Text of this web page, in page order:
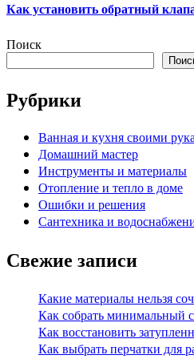
Как установить обратный
Поиск
Рубрики
Ванная и кухня своими
Домашний мастер
Инструменты и материалы
Отопление и тепло в доме
Ошибки и решения
Сантехника и
Свежие записи
Какие материалы нельзя
Как собрать минимальный
Как восстановить
Как выбрать перчатки для